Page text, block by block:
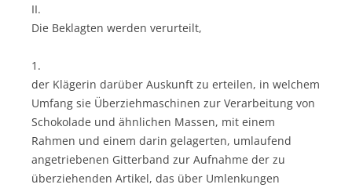
II.
Die Beklagten werden verurteilt,
1.
der Klägerin darüber Auskunft zu erteilen, in welchem
Umfang sie Überziehmaschinen zur Verarbeitung von
Schokolade und ähnlichen Massen, mit einem
Rahmen und einem darin gelagerten, umlaufend
angetriebenen Gitterband zur Aufnahme der zu
überziehenden Artikel, das über Umlenkungen